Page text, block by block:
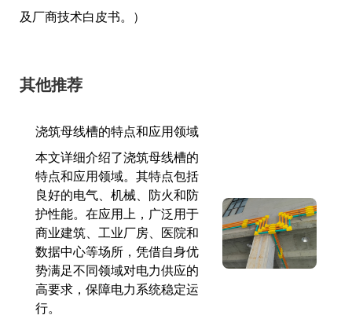
及厂商技术白皮书。）
其他推荐
浇筑母线槽的特点和应用领域
本文详细介绍了浇筑母线槽的
特点和应用领域。其特点包括
良好的电气、机械、防火和防
护性能。在应用上，广泛用于
商业建筑、工业厂房、医院和
数据中心等场所，凭借自身优
势满足不同领域对电力供应的
高要求，保障电力系统稳定运
行。